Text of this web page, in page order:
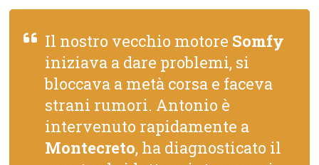
Il nostro vecchio motore Somfy
iniziava a dare problemi, si
bloccava a metà corsa e faceva
strani rumori. Antonio è
intervenuto rapidamente a
Montecreto, ha diagnosticato il